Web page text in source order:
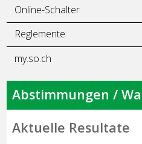
Online-Schalter
Reglemente
my.so.ch
Abstimmungen /
Aktuelle Resultate